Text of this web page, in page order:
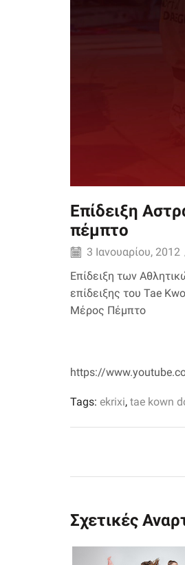
Επίδειξη
πέμπτο
3 Ιανουαρίου, 2012
Επίδειξη των
επίδειξης του Tae
Μέρος Πέμπτο
https://
Tags: ekrixi, tae kown
Σχετικές